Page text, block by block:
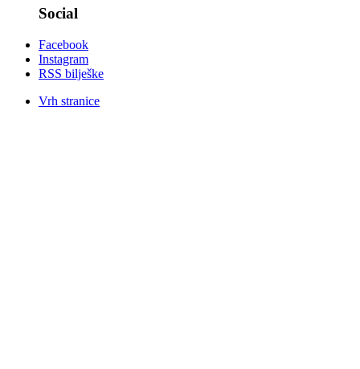
Social
Facebook
Instagram
RSS bilješke
Vrh stranice